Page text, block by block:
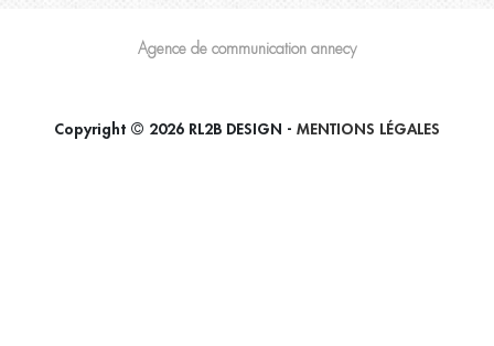
Agence de communication annecy
Copyright © 2026 RL2B DESIGN - MENTIONS LÉGALES